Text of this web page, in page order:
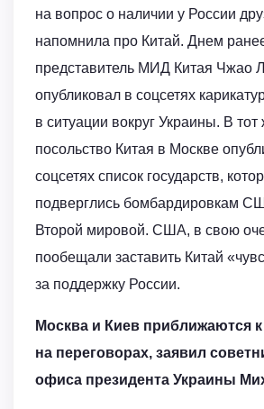
на вопрос о наличии у России
напомнила про Китай. Днем
представитель МИД Китая Чжао
опубликовал в соцсетях
в ситуации вокруг Украины. В тот
посольство Китая в Москве
соцсетях список государств,
подверглись бомбардировкам
Второй мировой. США, в свою
пообещали заставить Китай
за поддержку России.
Москва и Киев приближаются
на переговорах, заявил
офиса президента Украины